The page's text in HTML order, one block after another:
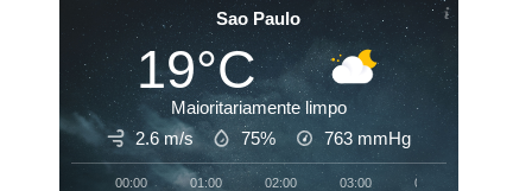
Sao Paulo
19°C
Maioritariamente limpo
2.6 m/s
75% 763 mmHg
00:00 01:00 02:00 03:00 04:00